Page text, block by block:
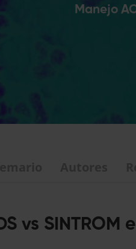
Manejo
vs SINTROM